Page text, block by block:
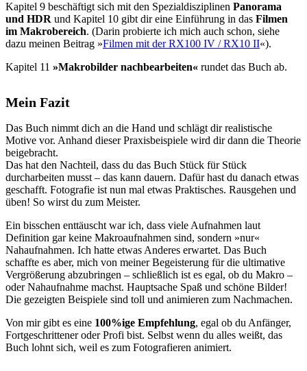
Kapitel 9 beschäftigt sich mit den Spezialdisziplinen Panorama
und HDR und Kapitel 10 gibt dir eine Einführung in das Filmen
im Makrobereich. (Darin probierte ich mich auch schon, siehe
dazu meinen Beitrag »Filmen mit der RX100 IV / RX10 II«).
Kapitel 11 »Makrobilder nachbearbeiten« rundet das Buch ab.
Mein Fazit
Das Buch nimmt dich an die Hand und schlägt dir realistische
Motive vor. Anhand dieser Praxisbeispiele wird dir dann die Theorie
beigebracht.
Das hat den Nachteil, dass du das Buch Stück für Stück
durcharbeiten musst – das kann dauern. Dafür hast du danach etwas
geschafft. Fotografie ist nun mal etwas Praktisches. Rausgehen und
üben! So wirst du zum Meister.
Ein bisschen enttäuscht war ich, dass viele Aufnahmen laut
Definition gar keine Makroaufnahmen sind, sondern »nur«
Nahaufnahmen. Ich hatte etwas Anderes erwartet. Das Buch
schaffte es aber, mich von meiner Begeisterung für die ultimative
Vergrößerung abzubringen – schließlich ist es egal, ob du Makro –
oder Nahaufnahme machst. Hauptsache Spaß und schöne Bilder!
Die gezeigten Beispiele sind toll und animieren zum Nachmachen.
Von mir gibt es eine 100%ige Empfehlung, egal ob du Anfänger,
Fortgeschrittener oder Profi bist. Selbst wenn du alles weißt, das
Buch lohnt sich, weil es zum Fotografieren animiert.